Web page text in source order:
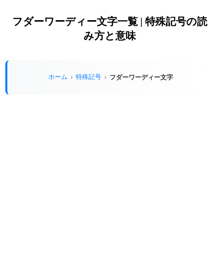
フダーワーディー文字一覧 | 特殊記号の読
み方と意味
ホーム 特殊記号 フダーワーディー文字